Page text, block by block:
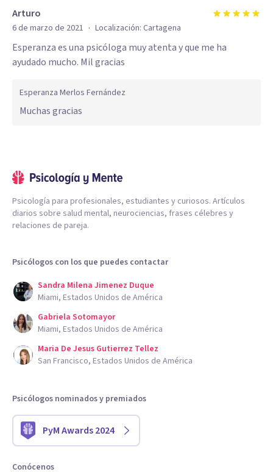
Arturo
6 de marzo de 2021 · Localización: Cartagena
Esperanza es una psicóloga muy atenta y que me ha
ayudado mucho. Mil gracias
Esperanza Merlos Fernández
Muchas gracias
Psicología para profesionales, estudiantes y curiosos. Artículos
diarios sobre salud mental, neurociencias, frases célebres y
relaciones de pareja.
Psicólogos con los que puedes contactar
Sandra Milena Jimenez Duque
Miami, Estados Unidos de América
Gabriela Sotomayor
Miami, Estados Unidos de América
Maria De Jesus Gutierrez Tellez
San Francisco, Estados Unidos de América
Psicólogos nominados y premiados
PyM Awards 2024
Conócenos